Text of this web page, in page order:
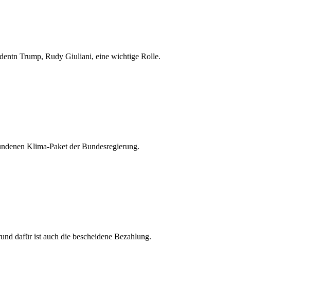
Trump, Rudy Giuliani, eine wichtige Rolle.
Klima-Paket der Bundesregierung.
dafür ist auch die bescheidene Bezahlung.